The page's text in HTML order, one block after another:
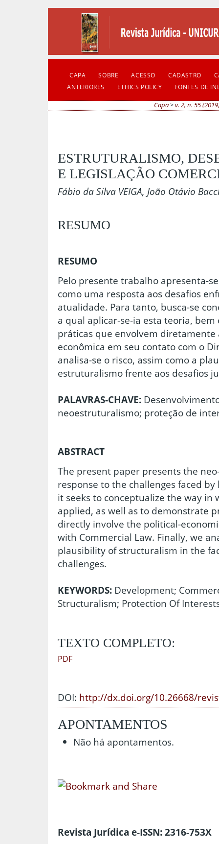
CAPA SOBRE ACESSO CADASTRO
ANTERIORES
ETHICS POLICY FONTES DE
Capa>v. 2, n. 55
ESTRUTURALISMO,
E LEGISLAÇÃO
Fábio da Silva VEIGA, João Otávio
RESUMO
RESUMO
Pelo presente trabalho apresenta-
como uma resposta aos desafios
atualidade. Para tanto, busca-se
a qual aplicar-se-ia esta teoria,
práticas que envolvem
econômica em seu contato com o
analisa-se o risco, assim como a
estruturalismo frente aos desafios
PALAVRAS-CHAVE:
neoestruturalismo; proteção de
ABSTRACT
The present paper presents the
response to the challenges faced
it seeks to conceptualize the way
applied, as well as to demonstrate
directly involve the political-
with Commercial Law. Finally, we
plausibility of structuralism in the
challenges.
KEYWORDS: Development;
Structuralism; Protection Of
TEXTO COMPLETO:
PDF
DOI: http://dx.doi.org/10.26668/
APONTAMENTOS
Não há apontamentos.
Revista Jurídica e-ISSN: 2316-753X